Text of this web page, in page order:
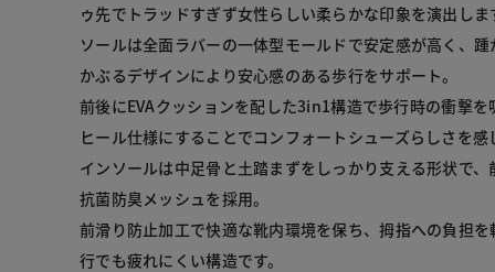
ゥ先でトラッドすぎず女性らしい柔らかな印象を演出しま
ソールは全面ラバーの一体型モールドで安定感が高く、
かぶるデザインにより安心感のある歩行をサポート。
前後にEVAクッションを配した3in1構造で歩行時の衝撃を
ヒール仕様にすることでコンフォートシューズらしさを
インソールは中足骨と土踏まずをしっかり支える形状で
抗菌防臭メッシュを採用。
前滑り防止加工で快適な靴内環境を保ち、拇指への負担
行でも疲れにくい構造です。